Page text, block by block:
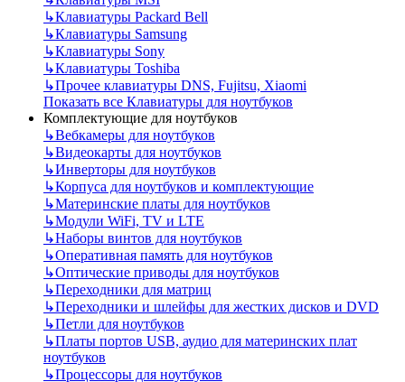
↳Клавиатуры Packard Bell
↳Клавиатуры Samsung
↳Клавиатуры Sony
↳Клавиатуры Toshiba
↳Прочее клавиатуры DNS, Fujitsu, Xiaomi
Показать все Клавиатуры для ноутбуков
Комплектующие для ноутбуков
↳Вебкамеры для ноутбуков
↳Видеокарты для ноутбуков
↳Инверторы для ноутбуков
↳Корпуса для ноутбуков и комплектующие
↳Материнские платы для ноутбуков
↳Модули WiFi, TV и LTE
↳Наборы винтов для ноутбуков
↳Оперативная память для ноутбуков
↳Оптические приводы для ноутбуков
↳Переходники для матриц
↳Переходники и шлейфы для жестких дисков и DVD
↳Петли для ноутбуков
↳Платы портов USB, аудио для материнских плат
ноутбуков
↳Процессоры для ноутбуков